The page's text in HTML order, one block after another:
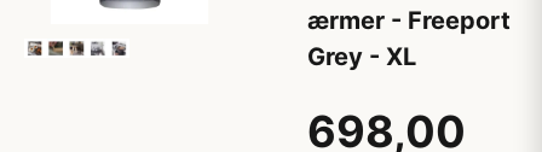
ærmer - Freeport
Grey - XL
698,00